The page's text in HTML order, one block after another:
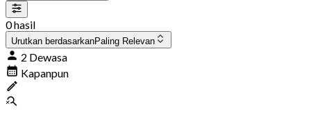
0 hasil
Urutkan berdasarkanPaling Relevan
2 Dewasa
Kapanpun